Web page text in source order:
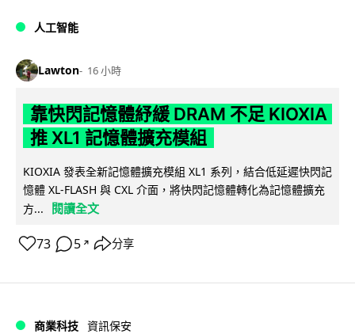
人工智能
Lawton 16 小時
靠快閃記憶體紓緩 DRAM 不足 KIOXIA
推 XL1 記憶體擴充模組
KIOXIA 發表全新記憶體擴充模組 XL1 系列，結合低延遲快閃記
憶體 XL-FLASH 與 CXL 介面，將快閃記憶體轉化為記憶體擴充
方...
閱讀全文
73 5 ↗ 分享
商業科技 資訊保安